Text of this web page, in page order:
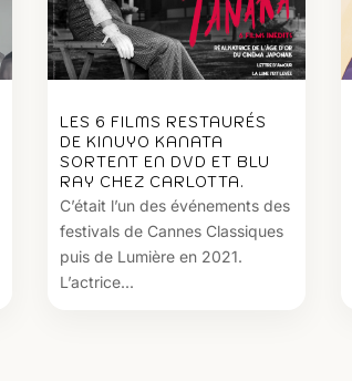
LES 6 FILMS RESTAURÉS
DE KINUYO KANATA
SORTENT EN DVD ET BLU
RAY CHEZ CARLOTTA.
C’était l’un des événements des
festivals de Cannes Classiques
puis de Lumière en 2021.
L’actrice...